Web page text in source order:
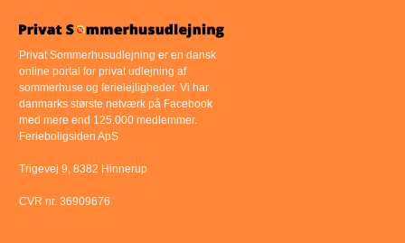
Privat Sommerhusudlejning er en dansk
online portal for privat udlejning af
sommerhuse og ferielejligheder. Vi har
danmarks største netværk på Facebook
med mere end 125.000 medlemmer.
Ferieboligsiden ApS
Trigevej 9, 8382 Hinnerup
CVR nr. 36909676